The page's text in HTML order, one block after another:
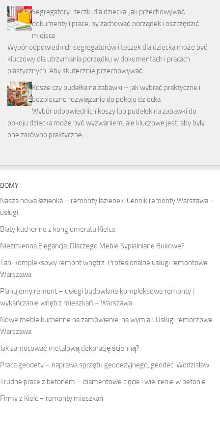
Segregatory i teczki dla dziecka: jak przechowywać
dokumenty i prace, by zachować porządek i oszczędzić
miejsce
Wybór odpowiednich segregatorów i teczek dla dziecka może być
kluczowy dla utrzymania porządku w dokumentach i pracach
plastycznych. Aby skutecznie przechowywać …
Kosze czy pudełka na zabawki – jak wybrać praktyczne i
bezpieczne rozwiązanie do pokoju dziecka
Wybór odpowiednich koszy lub pudełek na zabawki do
pokoju dziecka może być wyzwaniem, ale kluczowe jest, aby były
one zarówno praktyczne, …
DOMY
Nasza nowa łazienka – remonty łazienek. Cennik remonty Warszawa –
usługi
Blaty kuchenne z konglomeratu Kielce
Niezmienna Elegancja: Dlaczego Meble Sypialniane Bukowe?
Tani kompleksowy remont wnętrz. Profesjonalne usługi remontowe
Warszawa
Planujemy remont – usługi budowlane kompleksowe remonty i
wykańczanie wnętrz mieszkań – Warszawa
Nowe meble kuchenne na zamówienie, na wymiar. Usługi remontowe
Warszawa
Jak zamocować metalową dekorację ścienną?
Praca geodety – naprawa sprzętu geodezyjnego, geodeci Wodzisław
Trudne prace z betonem – diamentowe cięcie i wiercenie w betonie
Firmy z Kielc – remonty mieszkań